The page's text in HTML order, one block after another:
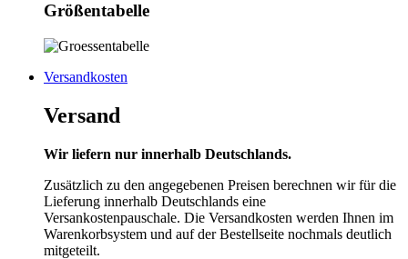
Größentabelle
Versandkosten
Versand
Wir liefern nur innerhalb Deutschlands.
Zusätzlich zu den angegebenen Preisen berechnen wir für die
Lieferung innerhalb Deutschlands eine
Versankostenpauschale. Die Versandkosten werden Ihnen im
Warenkorbsystem und auf der Bestellseite nochmals deutlich
mitgeteilt.